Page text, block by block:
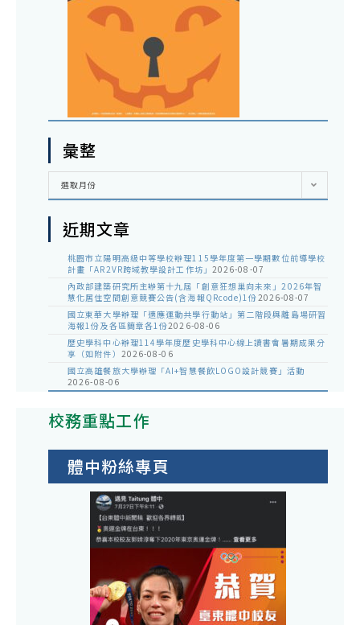
彙整
彙
選取月份
近期文章
桃園市立陽明高級中等學校辦理115學年度第一學期數位前導學校
計畫「AR2VR跨域教學設計工作坊」 2026-08-07
內政部建築研究所主辦第十九屆「創意狂想巢向未來」2026年智
慧化居住空間創意競賽公告(含海報QRcode)1份2026-08-07
國立東華大學辦理「適應運動共學行動站」第二階段與離島場研習
海報1份及各區簡章各1份2026-08-06
歷史學科中心辦理114學年度歷史學科中心線上讀書會暑期成果分
享（如附件） 2026-08-06
國立高雄餐旅大學辦理「AI+智慧餐飲LOGO設計競賽」活動
2026-08-06
校務重點工作
體中粉絲專頁